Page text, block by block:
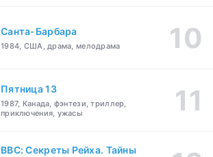
Санта-Барбара
1984, США, драма, мелодрама
Пятница 13
1987, Канада, фэнтези, триллер,
приключения, ужасы
BBC: Секреты Рейха. Тайны